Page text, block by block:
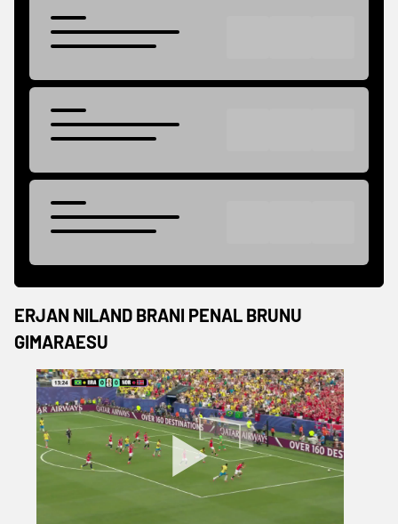
ERJAN NILAND BRANI PENAL BRUNU
GIMARAESU